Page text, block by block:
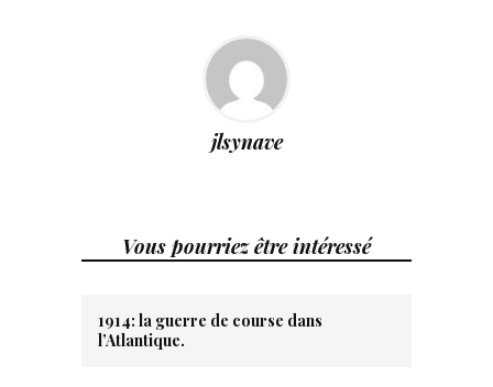
jlsynave
Vous pourriez être intéressé
1914: la guerre de course dans
l’Atlantique.